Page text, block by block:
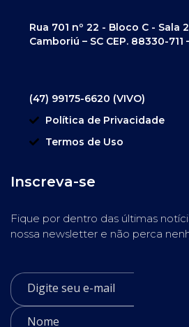
Rua 701 nº 22 - Bloco C -
Camboriú – SC CEP. 88330-711
(47) 99175-6620 (VIVO)
Política de Privacidade
Termos de Uso
Inscreva-se
Fique por dentro das últimas
nossa newsletter e não perca